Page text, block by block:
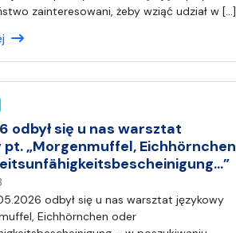
s
(
n
i
a
zainteresowani, żeby wziąć udział w […]
odbył się u nas warsztat
pt. „Morgenmuffel, Eichhörnchen
a
p
odbył się u nas warsztat językowy
Eichhörnchen oder